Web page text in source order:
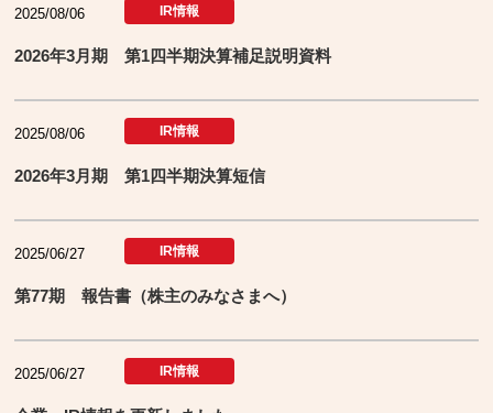
2025/08/06 IR情報
2026年3月期 第1四半期決算補足説明資料
2025/08/06 IR情報
2026年3月期 第1四半期決算短信
2025/06/27 IR情報
第77期 報告書（株主のみなさまへ）
2025/06/27 IR情報